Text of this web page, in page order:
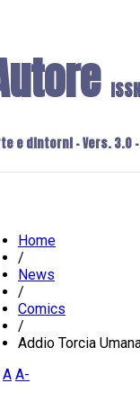
e dintorni - Vers.
Home
/
News
/
Comics
/
Addio Torcia
A A-